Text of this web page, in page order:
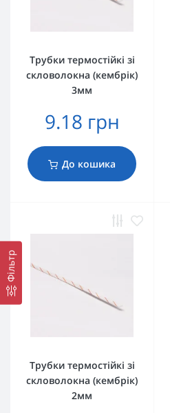
Фільтр
Трубки термостійкі зі
скловолокна (кембрік)
3мм
9.18 грн
До кошика
Трубки термостійкі зі
скловолокна (кембрік)
2мм